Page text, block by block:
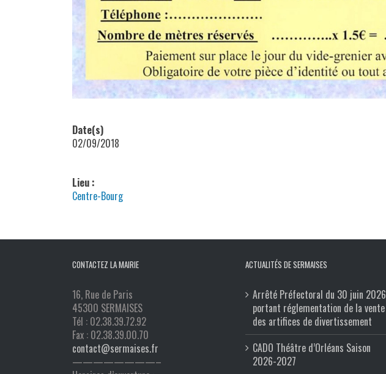
Date(s)
02/09/2018
Lieu :
Centre-Bourg
CONTACTEZ LA MAIRIE
16, Rue de Paris
45300 SERMAISES
Tél : 02.38.39.72.92
Fax : 02.38.39.00.70
contact@sermaises.fr
————————–
ACTUALITÉS DE SERMAISES
Arrêté Préfectoral du 30 juin 2026
portant réglementation de la vente
des artifices de divertissement
CADO Théâtre d’Orléans Saison
2026-2027